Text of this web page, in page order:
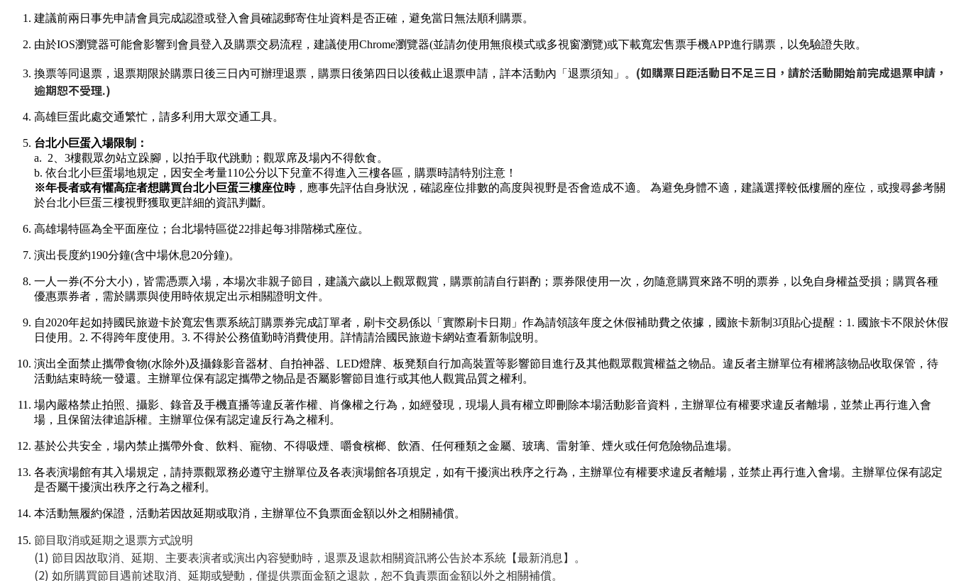
建議前兩日事先申請會員完成認證或登入會員確認郵寄住址資料是否正確，避免當日無法順利購票。
由於IOS瀏覽器可能會影響到會員登入及購票交易流程，建議使用Chrome瀏覽器(並請勿使用無痕模式或多視窗瀏覽)或下載寬宏售票手機APP進行購票，以免驗證失敗。
換票等同退票，退票期限於購票日後三日內可辦理退票，購票日後第四日以後截止退票申請，詳本活動內「退票須知」。 (如購票日距活動日不足三日，請於活動開始前完成退票申請，
逾期恕不受理.)
高雄巨蛋此處交通繁忙，請多利用大眾交通工具。
台北小巨蛋入場限制：
a. 2、3樓觀眾勿站立跺腳，以拍手取代跳動；觀眾席及場內不得飲食。
b. 依台北小巨蛋場地規定，因安全考量110公分以下兒童不得進入三樓各區，購票時請特別注意！
※年長者或有懼高症者想購買台北小巨蛋三樓座位時，應事先評估自身狀況，確認座位排數的高度與視野是否會造成不適。 為避免身體不適，建議選擇較低樓層的座位，或搜尋參考關
於台北小巨蛋三樓視野獲取更詳細的資訊判斷。
高雄場特區為全平面座位；台北場特區從22排起每3排階梯式座位。
演出長度約190分鐘(含中場休息20分鐘)。
一人一券(不分大小)，皆需憑票入場，本場次非親子節目，建議六歲以上觀眾觀賞，購票前請自行斟酌；票券限使用一次， 勿隨意購買來路不明的票券，以免自身權益受損；購買各種
優惠票券者，需於購票與使用時依規定出示相關證明文件。
自2020年起如持國民旅遊卡於寬宏售票系統訂購票券完成訂單者，刷卡交易係以「實際刷卡日期」作為請領該年度之休假補助費之依據，國旅卡新制3項貼心提醒：1. 國旅卡不限於休假
日使用。2. 不得跨年度使用。3. 不得於公務值勤時消費使用。詳情請洽國民旅遊卡網站查看新制說明。
演出全面禁止攜帶食物(水除外)及攝錄影音器材、自拍神器、LED燈牌、板凳類自行加高裝置等影響節目進行及其他觀眾觀賞權益之物品。違反者主辦單位有權將該物品收取保管，待
活動結束時統一發還。主辦單位保有認定攜帶之物品是否屬影響節目進行或其他人觀賞品質之權利。
場內嚴格禁止拍照、攝影、錄音及手機直播等違反著作權、肖像權之行為，如經發現，現場人員有權立即刪除本場活動影音資料，主辦單位有權要求違反者離場，並禁止再行進入會
場，且保留法律追訴權。主辦單位保有認定違反行為之權利。
基於公共安全，場內禁止攜帶外食、飲料、寵物、不得吸煙、嚼食檳榔、飲酒、任何種類之金屬、玻璃、雷射筆、煙火或任何危險物品進場。
各表演場館有其入場規定，請持票觀眾務必遵守主辦單位及各表演場館各項規定，如有干擾演出秩序之行為，主辦單位有權要求違反者離場，並禁止再行進入會場。主辦單位保有認定
是否屬干擾演出秩序之行為之權利。
本活動無履約保證，活動若因故延期或取消，主辦單位不負票面金額以外之相關補償。
節目取消或延期之退票方式說明
(1) 節目因故取消、延期、主要表演者或演出內容變動時，退票及退款相關資訊將公告於本系統【最新消息】。
(2) 如所購買節目遇前述取消、延期或變動，僅提供票面金額之退款，恕不負責票面金額以外之相關補償。